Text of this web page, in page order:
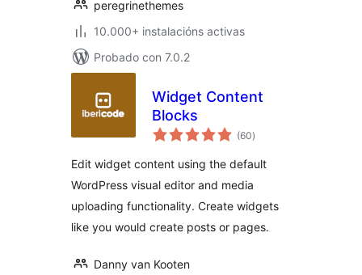
peregrinethemes
10.000+ instalacións activas
Probado con 7.0.2
Widget Content
Blocks
(60valoracións
totais
)
Edit widget content using the default
WordPress visual editor and media
uploading functionality. Create widgets
like you would create posts or pages.
Danny van Kooten